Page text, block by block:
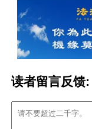
读者留言反馈: